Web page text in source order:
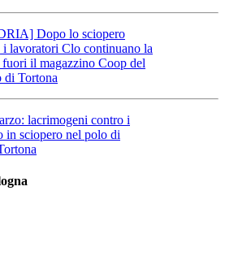
Dopo lo sciopero
i lavoratori Clo continuano la
fuori il magazzino Coop del
di Tortona
lacrimogeni contro i
in sciopero nel polo di